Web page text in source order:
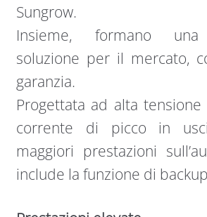
Sungrow.
Insieme, formano una
soluzione per il mercato,
garanzia.
Progettata ad alta
corrente di picco in
maggiori prestazioni
include la funzione di